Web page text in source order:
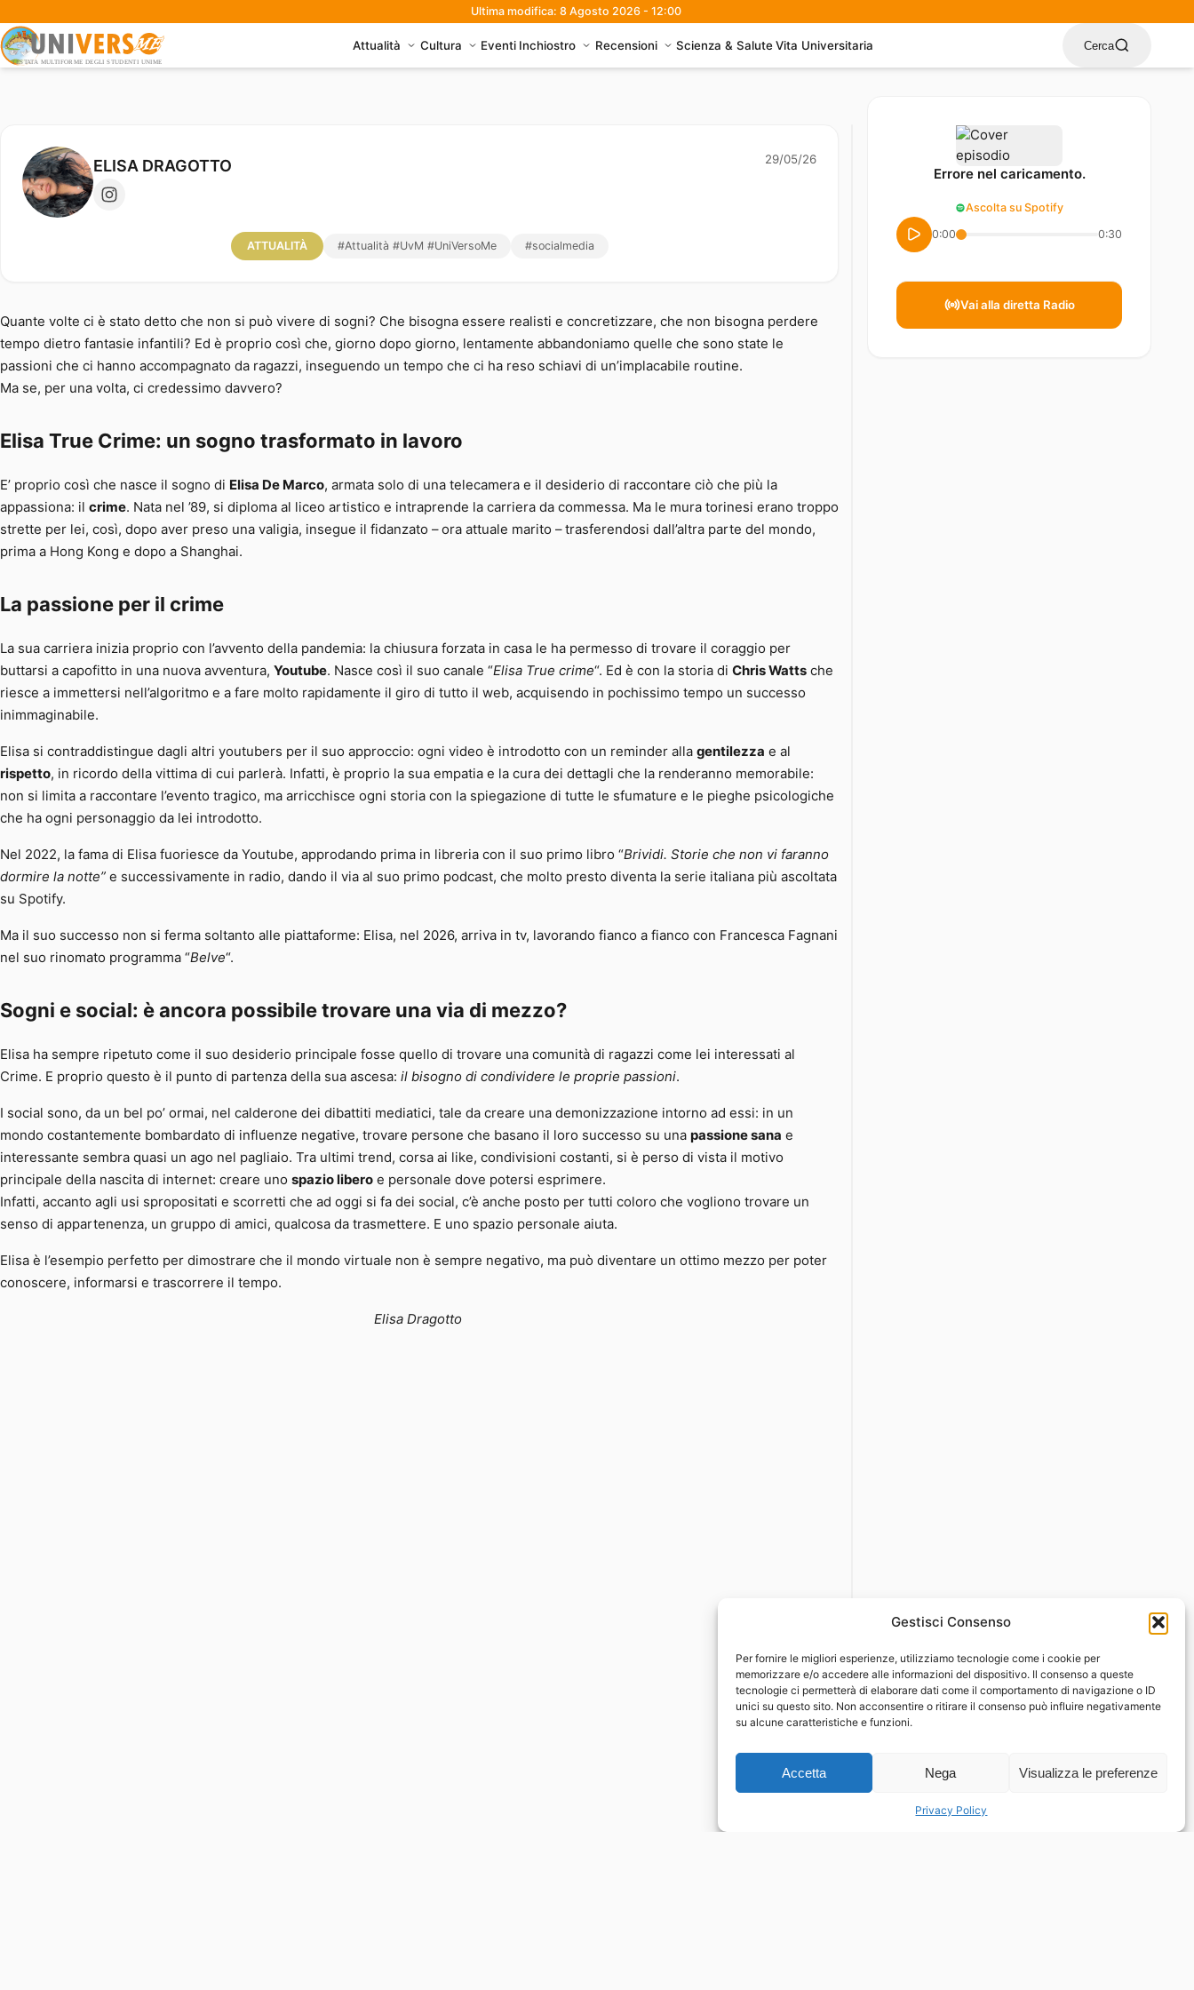
Gestisci Consenso
Per fornire le migliori esperienze, utilizziamo tecnologie come i cookie per
memorizzare e/o accedere alle informazioni del dispositivo. Il consenso a queste
tecnologie ci permetterà di elaborare dati come il comportamento di navigazione o ID
unici su questo sito. Non acconsentire o ritirare il consenso può influire negativamente
su alcune caratteristiche e funzioni.
Accetta Nega Visualizza le preferenze
Privacy Policy
Ultima modifica: 8 Agosto 2026 - 12:00
Attualità Cultura Eventi Inchiostro Recensioni Scienza & Salute Vita Universitaria Cerca
Errore nel caricamento.
Ascolta su Spotify
0:00
0:30
Vai alla diretta Radio
Quando un sogno si trasforma in lavoro. Il caso di Elisa True
Crime
ELISA DRAGOTTO 29/05/26
ATTUALITÀ #Attualità #UvM #UniVersoMe #socialmedia
Quante volte ci è stato detto che non si può vivere di sogni? Che bisogna essere realisti e concretizzare, che non bisogna perdere
tempo dietro fantasie infantili? Ed è proprio così che, giorno dopo giorno, lentamente abbandoniamo quelle che sono state le
passioni che ci hanno accompagnato da ragazzi, inseguendo un tempo che ci ha reso schiavi di un’implacabile routine.
Ma se, per una volta, ci credessimo davvero?
Elisa True Crime: un sogno trasformato in lavoro
E’ proprio così che nasce il sogno di Elisa De Marco, armata solo di una telecamera e il desiderio di raccontare ciò che più la
appassiona: il crime. Nata nel ’89, si diploma al liceo artistico e intraprende la carriera da commessa. Ma le mura torinesi erano troppo
strette per lei, così, dopo aver preso una valigia, insegue il fidanzato – ora attuale marito – trasferendosi dall’altra parte del mondo,
prima a Hong Kong e dopo a Shanghai.
La passione per il crime
La sua carriera inizia proprio con l’avvento della pandemia: la chiusura forzata in casa le ha permesso di trovare il coraggio per
buttarsi a capofitto in una nuova avventura, Youtube. Nasce così il suo canale “Elisa True crime“. Ed è con la storia di Chris Watts che
riesce a immettersi nell’algoritmo e a fare molto rapidamente il giro di tutto il web, acquisendo in pochissimo tempo un successo
inimmaginabile.
Elisa si contraddistingue dagli altri youtubers per il suo approccio: ogni video è introdotto con un reminder alla gentilezza e al
rispetto, in ricordo della vittima di cui parlerà. Infatti, è proprio la sua empatia e la cura dei dettagli che la renderanno memorabile:
non si limita a raccontare l’evento tragico, ma arricchisce ogni storia con la spiegazione di tutte le sfumature e le pieghe psicologiche
che ha ogni personaggio da lei introdotto.
Nel 2022, la fama di Elisa fuoriesce da Youtube, approdando prima in libreria con il suo primo libro “Brividi. Storie che non vi faranno
dormire la notte” e successivamente in radio, dando il via al suo primo podcast, che molto presto diventa la serie italiana più ascoltata
su Spotify.
Ma il suo successo non si ferma soltanto alle piattaforme: Elisa, nel 2026, arriva in tv, lavorando fianco a fianco con Francesca Fagnani
nel suo rinomato programma “Belve“.
Sogni e social: è ancora possibile trovare una via di mezzo?
Elisa ha sempre ripetuto come il suo desiderio principale fosse quello di trovare una comunità di ragazzi come lei interessati al
Crime. E proprio questo è il punto di partenza della sua ascesa: il bisogno di condividere le proprie passioni.
I social sono, da un bel po’ ormai, nel calderone dei dibattiti mediatici, tale da creare una demonizzazione intorno ad essi: in un
mondo costantemente bombardato di influenze negative, trovare persone che basano il loro successo su una passione sana e
interessante sembra quasi un ago nel pagliaio. Tra ultimi trend, corsa ai like, condivisioni costanti, si è perso di vista il motivo
principale della nascita di internet: creare uno spazio libero e personale dove potersi esprimere.
Infatti, accanto agli usi spropositati e scorretti che ad oggi si fa dei social, c’è anche posto per tutti coloro che vogliono trovare un
senso di appartenenza, un gruppo di amici, qualcosa da trasmettere. E uno spazio personale aiuta.
Elisa è l’esempio perfetto per dimostrare che il mondo virtuale non è sempre negativo, ma può diventare un ottimo mezzo per poter
conoscere, informarsi e trascorrere il tempo.
Elisa Dragotto